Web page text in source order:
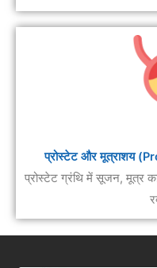
प्रोस्टेट और मूत्राशय
प्रोस्टेट ग्रंथि में सूजन, मूत्र